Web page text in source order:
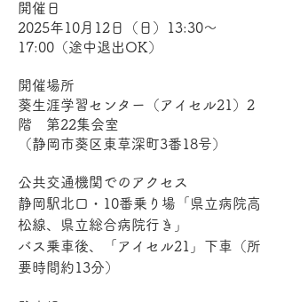
開催日
2025年10月12日（日）13:30～
17:00（途中退出OK）
開催場所
葵生涯学習センター（アイセル21）2
階　第22集会室
（静岡市葵区東草深町3番18号）
公共交通機関でのアクセス
静岡駅北口・10番乗り場「県立病院高
松線、県立総合病院行き」
バス乗車後、「アイセル21」下車（所
要時間約13分）